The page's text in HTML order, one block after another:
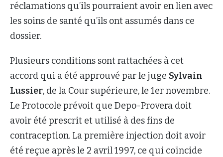
réclamations qu’ils pourraient avoir en lien avec
les soins de santé qu’ils ont assumés dans ce
dossier.
Plusieurs conditions sont rattachées à cet
accord qui a été approuvé par le juge Sylvain
Lussier, de la Cour supérieure, le 1er novembre.
Le Protocole prévoit que Depo-Provera doit
avoir été prescrit et utilisé à des fins de
contraception. La première injection doit avoir
été reçue après le 2 avril 1997, ce qui coïncide